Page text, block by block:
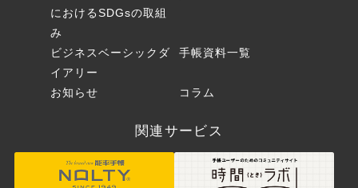
におけるSDGsの取組
み
ビジネスベーシックダ
イアリー
手帳資料一覧
お知らせ コラム
関連サービス